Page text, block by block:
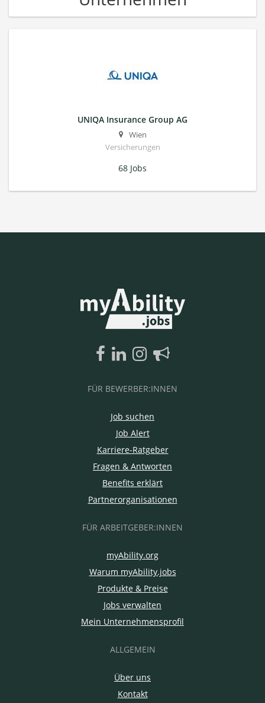
UNIQA Insurance Group AG
Wien
Versicherungen
68 Jobs
FÜR BEWERBER:INNEN
Job suchen
Job Alert
Karriere-Ratgeber
Fragen & Antworten
Benefits erklärt
Partnerorganisationen
FÜR ARBEITGEBER:INNEN
myAbility.org
Warum myAbility.jobs
Produkte & Preise
Jobs verwalten
Mein Unternehmensprofil
ALLGEMEIN
Über uns
Kontakt